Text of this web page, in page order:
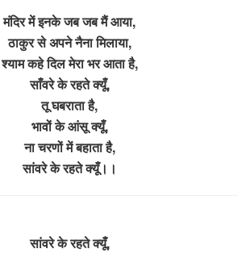
मंदिर में इनके जब जब मैं आया,
ठाकुर से अपने नैना मिलाया,
श्याम कहे दिल मेरा भर आता है,
साँवरे के रहते क्यूँ,
तू घबराता है,
भावों के आंसू क्यूँ,
ना चरणों में बहाता है,
सांवरे के रहते क्यूँ।।
सांवरे के रहते क्यूँ,